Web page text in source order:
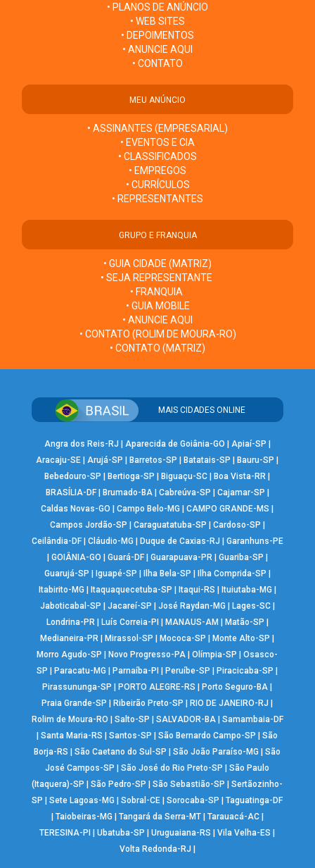
• PLANOS DE ANÚNCIO
• WEB SITES
• DEPOIMENTOS
• ANUNCIE AQUI
• CONTATO
MEU ANÚNCIO
• ASSINANTES (EMPRESARIAL)
• EVENTOS E CIA
• CLASSIFICADOS
• EMPREGOS
• CURRÍCULOS
• REPRESENTANTES
GRUPO E FRANQUIA
• GUIA CIDADE (MATRIZ)
• SEJA REPRESENTANTE
• FRANQUIA
• GUIA MOBILE
• ANUNCIE AQUI
• CONTATO (ROLIM DE MOURA-RO)
• CONTATO (MATRIZ)
MAIS CIDADES ONLINE
Angra dos Reis-RJ Aparecida de Goiânia-GO Apiaí-SP
Aracaju-SE |Arujá-SP Barretos-SP Batatais-SP Bauru-SP
Bebedouro-SP
Bertioga-SP Biguaçu-SC Boa Vista-RR
BRASÍLIA-DF| Brumado-BA| Cabreúva-SP Cajamar-SP
Caldas Novas-GO
|Campo Belo-MG |CAMPO GRANDE-MS
Campos Jordão-SP
Caraguatatuba-SP Cardoso-SP
Ceilândia-DF| Cláudio-MG Duque de Caxias-RJ
Garanhuns-PE
GOIÂNIA-GO Guará-DF| Guarapuava-PR| Guariba-SP
Guarujá-SP
Iguapé-SP Ilha Bela-SP Ilha Comprida-SP
Itabirito-MG
Itaquaquecetuba-SP Itaqui-RS Ituiutaba-MG
Jaboticabal-SP
Jacareí-SP José Raydan-MG Lages-SC|
Londrina-PR| Luís Correia-PI MANAUS-AM Matão-SP
Medianeira-PR
Mirassol-SP Mococa-SP Monte Alto-SP
Morro Agudo-SP
Novo Progresso-PA |Olímpia-SP |Osasco-
SP
Paracatu-MG Parnaíba-PI Peruíbe-SP Piracicaba-SP
Pirassununga-SP
PORTO ALEGRE-RS Porto Seguro-BA
Praia Grande-SP
Ribeirão Preto-SP RIO DE JANEIRO-RJ
Rolim de Moura-RO
Salto-SP SALVADOR-BA| Samambaia-DF
|Santa Maria-RS |Santos-SP |São Bernardo Campo-SP |São
Borja-RS
|São Caetano do Sul-SP |São João Paraíso-MG |São
José Campos-SP
|São José do Rio Preto-SP |São Paulo
(Itaquera)-SP
|São Pedro-SP |São Sebastião-SP |Sertãozinho-
SP
|Sete Lagoas-MG |Sobral-CE |Sorocaba-SP |Taguatinga-DF
Taiobeiras-MG Tangará da Serra-MT| Tarauacá-AC|
TERESINA-PI
|Ubatuba-SP |Uruguaiana-RS |Vila Velha-ES
Volta Redonda-RJ